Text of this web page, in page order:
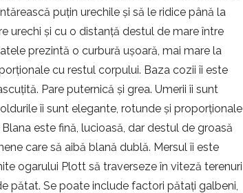
puțin urechile și să le ridice până la
urechi și cu o distanță destul de mare între
prezintă o curbură ușoară, mai mare la
cu restul corpului. Baza cozii îi este
Pare puternică și grea. Umerii îi sunt
îi sunt elegante, rotunde și proporționale
este fină, lucioasă, dar destul de groasă
care să aibă blană dublă. Mersul îi este
ogarului Plott să traverseze în viteză terenuri
pătat. Se poate include factori pătați galbeni,